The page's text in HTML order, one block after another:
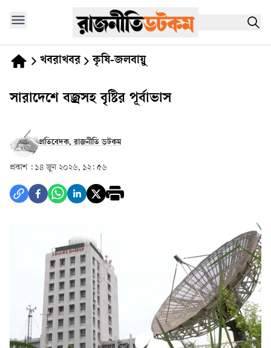
খবরাখবর কৃষি-জলবায়ু
সারাদেশে বজ্রসহ বৃষ্টির পূর্বাভাস
প্রতিবেদক, রাজনীতি ডটকম
প্রকাশ : ১৪ জুন ২০২৬, ১২: ৫৬